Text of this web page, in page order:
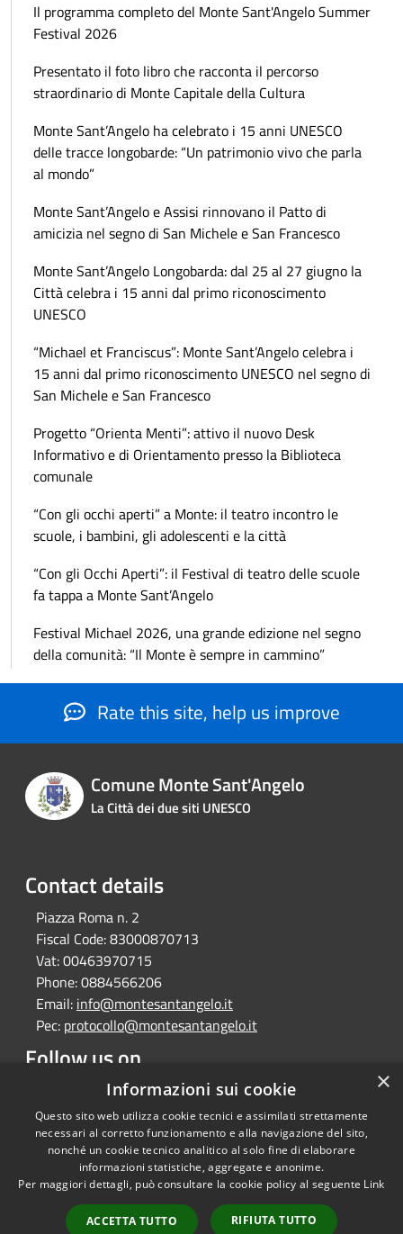
Il programma completo del Monte Sant'Angelo Summer
Festival 2026
Presentato il foto libro che racconta il percorso
straordinario di Monte Capitale della Cultura
Monte Sant’Angelo ha celebrato i 15 anni UNESCO
delle tracce longobarde: “Un patrimonio vivo che parla
al mondo”
Monte Sant’Angelo e Assisi rinnovano il Patto di
amicizia nel segno di San Michele e San Francesco
Monte Sant’Angelo Longobarda: dal 25 al 27 giugno la
Città celebra i 15 anni dal primo riconoscimento
UNESCO
“Michael et Franciscus”: Monte Sant’Angelo celebra i
15 anni dal primo riconoscimento UNESCO nel segno di
San Michele e San Francesco
Progetto “Orienta Menti”: attivo il nuovo Desk
Informativo e di Orientamento presso la Biblioteca
comunale
“Con gli occhi aperti” a Monte: il teatro incontro le
scuole, i bambini, gli adolescenti e la città
“Con gli Occhi Aperti”: il Festival di teatro delle scuole
fa tappa a Monte Sant’Angelo
Festival Michael 2026, una grande edizione nel segno
della comunità: “Il Monte è sempre in cammino”
Rate this site, help us improve
Comune Monte Sant'Angelo
La Città dei due siti UNESCO
Contact details
Piazza Roma n. 2
Fiscal Code:83000870713
Vat:00463970715
Phone:0884566206
Email: info@montesantangelo.it
Pec: protocollo@montesantangelo.it
Follow us on
FacebookYoutubeInstagramTelegramWhatsapp
RSS
Copyright © 2026 • Comune
byMunicipium
Admin
×
Informazioni sui cookie
Questo sito web utilizza cookie tecnici e assimilati strettamente
necessari al corretto funzionamento e alla navigazione del sito,
nonché un cookie tecnico analitico al solo fine di elaborare
informazioni statistiche, aggregate e anonime.
Per maggiori dettagli, può consultare la cookie policy al seguente Link
ACCETTA TUTTO RIFIUTA TUTTO